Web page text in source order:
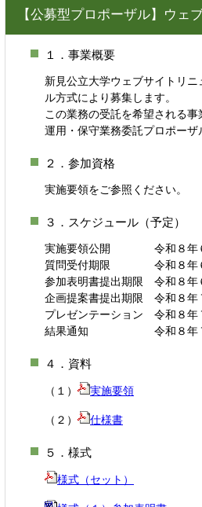
【公募型プロポーザル】ウェ
１．事業概要
新見公立大学ウェブサイトリ
ル方式により募集します。
この業務の受託を希望される
運用・保守業務委託プロポーザ
２．参加資格
実施要領をご参照ください。
３．スケジュール（予定）
実施要領公開 令和８年６
質問受付期限 令和８年６
参加表明書提出期限 令和８年
企画提案書提出期限 令和８年
プレゼンテーション 令和８年
結果通知 令和８年７
４．資料
（１） 実施要領
（２） 仕様書
５．様式
様式（セット）